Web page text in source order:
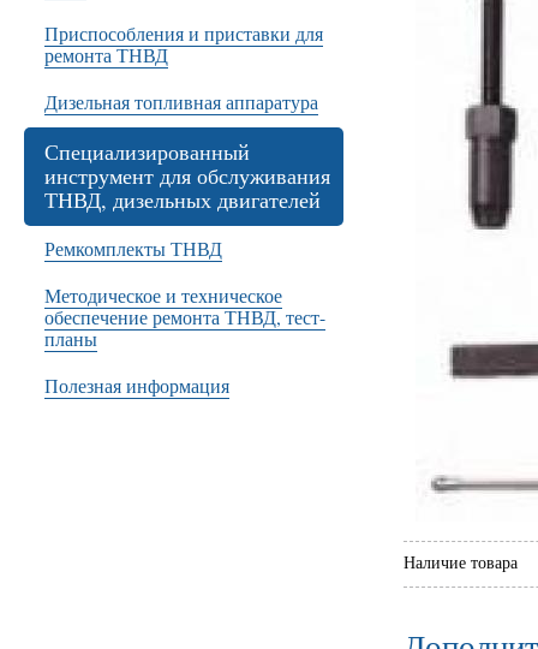
Приспособления и приставки для
ремонта ТНВД
Дизельная топливная аппаратура
Специализированный
инструмент для обслуживания
ТНВД, дизельных двигателей
Ремкомплекты ТНВД
Методическое и техническое
обеспечение ремонта ТНВД, тест-
планы
Полезная информация
Наличие товара